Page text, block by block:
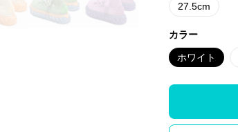
27.5cm
カラー
ホワイト